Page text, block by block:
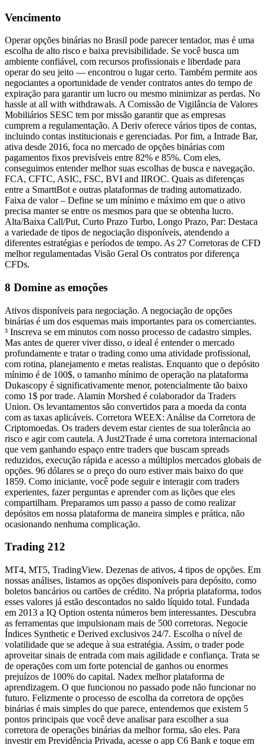
Vencimento
Operar opções binárias no Brasil pode parecer tentador, mas é uma
escolha de alto risco e baixa previsibilidade. Se você busca um
ambiente confiável, com recursos profissionais e liberdade para
operar do seu jeito — encontrou o lugar certo. Também permite aos
negociantes a oportunidade de vender contratos antes do tempo de
expiração para garantir um lucro ou mesmo minimizar as perdas. No
hassle at all with withdrawals. A Comissão de Vigilância de Valores
Mobiliários SESC tem por missão garantir que as empresas
cumprem a regulamentação. A Deriv oferece vários tipos de contas,
incluindo contas institucionais e gerenciadas. Por fim, a Intrade Bar,
ativa desde 2016, foca no mercado de opções binárias com
pagamentos fixos previsíveis entre 82% e 85%. Com eles,
conseguimos entender melhor suas escolhas de busca e navegação.
FCA, CFTC, ASIC, FSC, BVI and IIROC. Quais as diferenças
entre a SmarttBot e outras plataformas de trading automatizado.
Faixa de valor – Define se um mínimo e máximo em que o ativo
precisa manter se entre os mesmos para que se obtenha lucro.
Alta/Baixa Call/Put, Curto Prazo Turbo, Longo Prazo, Par: Destaca
a variedade de tipos de negociação disponíveis, atendendo a
diferentes estratégias e períodos de tempo. As 27 Corretoras de CFD
melhor regulamentadas Visão Geral Os contratos por diferença
CFDs.
8 Domine as emoções
Ativos disponíveis para negociação. A negociação de opções
binárias é um dos esquemas mais importantes para os comerciantes.
³ Inscreva se em minutos com nosso processo de cadastro simples.
Mas antes de querer viver disso, o ideal é entender o mercado
profundamente e tratar o trading como uma atividade profissional,
com rotina, planejamento e metas realistas. Enquanto que o depósito
mínimo é de 100$, o tamanho mínimo de operação na plataforma
Dukascopy é significativamente menor, potencialmente tão baixo
como 1$ por trade. Alamin Morshed é colaborador da Traders
Union. Os levantamentos são convertidos para a moeda da conta
com as taxas aplicáveis. Corretora WEEX: Análise da Corretora de
Criptomoedas. Os traders devem estar cientes de sua tolerância ao
risco e agir com cautela. A Just2Trade é uma corretora internacional
que vem ganhando espaço entre traders que buscam spreads
reduzidos, execução rápida e acesso a múltiplos mercados globais de
opções. 96 dólares se o preço do ouro estiver mais baixo do que
1859. Como iniciante, você pode seguir e interagir com traders
experientes, fazer perguntas e aprender com as lições que eles
compartilham. Preparamos um passo a passo de como realizar
depósitos em nossa plataforma de maneira simples e prática, não
ocasionando nenhuma complicação.
Trading 212
MT4, MT5, TradingView. Dezenas de ativos, 4 tipos de opções. Em
nossas análises, listamos as opções disponíveis para depósito, como
boletos bancários ou cartões de crédito. Na própria plataforma, todos
esses valores já estão descontados no saldo líquido total. Fundada
em 2013 a IQ Option ostenta números bem interessantes. Descubra
as ferramentas que impulsionam mais de 500 corretoras. Negocie
Índices Synthetic e Derived exclusivos 24/7. Escolha o nível de
volatilidade que se adeque à sua estratégia. Assim, o trader pode
aproveitar sinais de entrada com mais agilidade e confiança. Trata se
de operações com um forte potencial de ganhos ou enormes
prejuízos de 100% do capital. Nadex melhor plataforma de
aprendizagem. O que funcionou no passado pode não funcionar no
futuro. Felizmente o processo de escolha da corretora de opções
binárias é mais simples do que parece, entendemos que existem 5
pontos principais que você deve analisar para escolher a sua
corretora de operações binárias da melhor forma, são eles. Para
investir em Previdência Privada, acesse o app C6 Bank e toque em